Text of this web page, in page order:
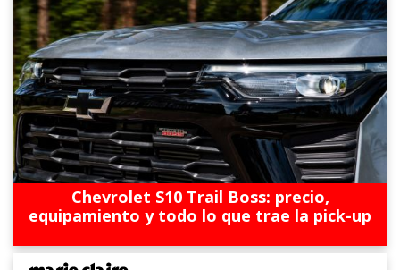
Chevrolet S10 Trail Boss: precio,
equipamiento y todo lo que trae la pick-up